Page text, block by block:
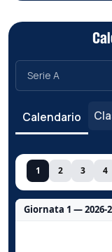
Calendario
1 2 3 4
Giornata 1 — 2026-